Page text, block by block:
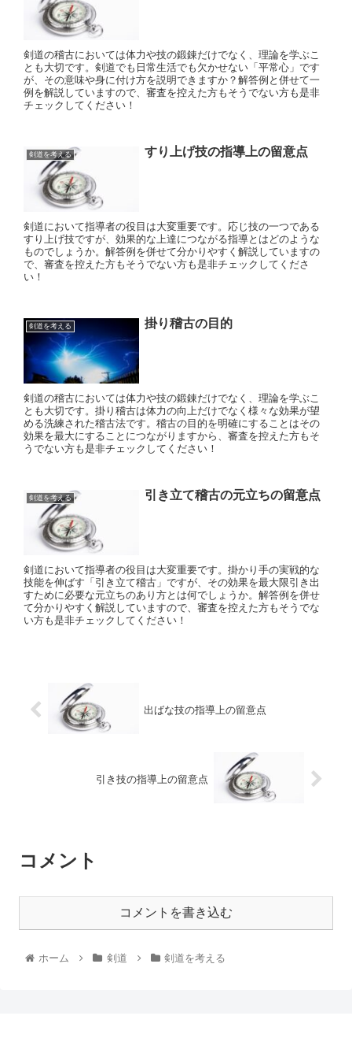
剣道の稽古においては体力や技の鍛錬だけでなく、理論を学ぶこ
とも大切です。剣道でも日常生活でも欠かせない「平常心」です
が、その意味や身に付け方を説明できますか？解答例と併せて一
例を解説していますので、審査を控えた方もそうでない方も是非
チェックしてください！
剣道を考える すり上げ技の指導上の留意点
剣道において指導者の役目は大変重要です。応じ技の一つである
すり上げ技ですが、効果的な上達につながる指導とはどのような
ものでしょうか。解答例を併せて分かりやすく解説していますの
で、審査を控えた方もそうでない方も是非チェックしてくださ
い！
剣道を考える 掛り稽古の目的
剣道の稽古においては体力や技の鍛錬だけでなく、理論を学ぶこ
とも大切です。掛り稽古は体力の向上だけでなく様々な効果が望
める洗練された稽古法です。稽古の目的を明確にすることはその
効果を最大にすることにつながりますから、審査を控えた方もそ
うでない方も是非チェックしてください！
剣道を考える 引き立て稽古の元立ちの留意点
剣道において指導者の役目は大変重要です。掛かり手の実戦的な
技能を伸ばす「引き立て稽古」ですが、その効果を最大限引き出
すために必要な元立ちのあり方とは何でしょうか。解答例を併せ
て分かりやすく解説していますので、審査を控えた方もそうでな
い方も是非チェックしてください！
出ばな技の指導上の留意点
引き技の指導上の留意点
コメント
コメントを書き込む
ホーム 剣道 剣道を考える